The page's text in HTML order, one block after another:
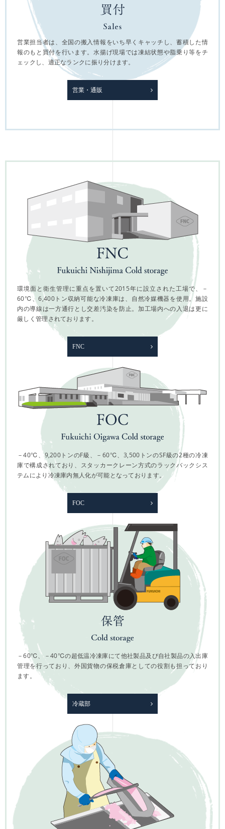
営業担当者は、全国の搬入情報をいち早くキャッチし、蓄積した情
報のもと買付を行います。水揚げ現場では凍結状態や脂乗り等をチ
ェックし、適正なランクに振り分けます。
営業・通販
環境面と衛生管理に重点を置いて2015年に設立された工場で、－
60℃、6,400トン収納可能な冷凍庫は、自然冷媒機器を使用。施設
内の導線は一方通行とし交差汚染を防止。加工場内への入退は更に
厳しく管理されております。
FNC
－40℃、9,200トンのF級、－60℃、3,500トンのSF級の2種の冷凍
庫で構成されており、スタッカークレーン方式のラックバックシス
テムにより冷凍庫内無人化が可能となっております。
FOC
－60℃、－40℃の超低温冷凍庫にて他社製品及び自社製品の入出庫
管理を行っており、外国貨物の保税倉庫としての役割も担っており
ます。
冷蔵部